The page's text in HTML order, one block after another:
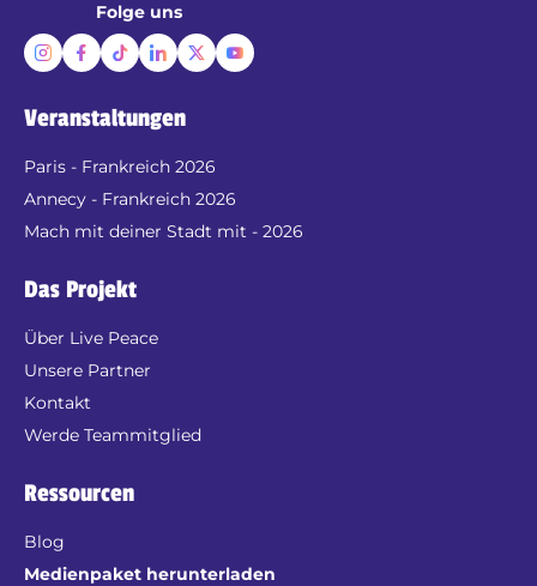
Folge uns
Veranstaltungen
Paris - Frankreich 2026
Annecy - Frankreich 2026
Mach mit deiner Stadt mit - 2026
Das Projekt
Über Live Peace
Unsere Partner
Kontakt
Werde Teammitglied
Ressourcen
Blog
Medienpaket herunterladen